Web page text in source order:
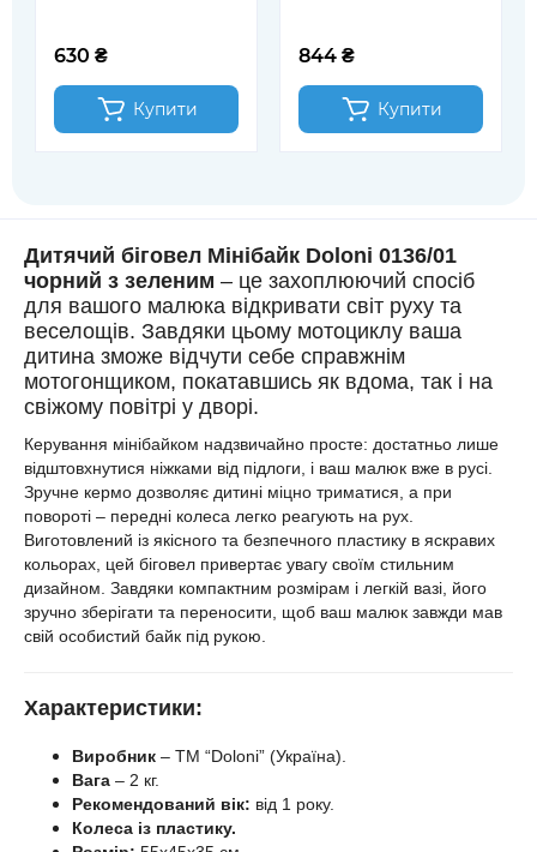
630 ₴
Купити
844 ₴
Купити
Дитячий біговел Мінібайк Doloni 0136/01
чорний з зеленим – це захоплюючий спосіб
для вашого малюка відкривати світ руху та
веселощів. Завдяки цьому мотоциклу ваша
дитина зможе відчути себе справжнім
мотогонщиком, покатавшись як вдома, так і на
свіжому повітрі у дворі.
Керування мінібайком надзвичайно просте: достатньо лише
відштовхнутися ніжками від підлоги, і ваш малюк вже в русі.
Зручне кермо дозволяє дитині міцно триматися, а при
повороті – передні колеса легко реагують на рух.
Виготовлений із якісного та безпечного пластику в яскравих
кольорах, цей біговел привертає увагу своїм стильним
дизайном. Завдяки компактним розмірам і легкій вазі, його
зручно зберігати та переносити, щоб ваш малюк завжди мав
свій особистий байк під рукою.
Характеристики:
Виробник – ТМ “Doloni” (Україна).
Вага – 2 кг.
Рекомендований вік: від 1 року.
Колеса із пластику.